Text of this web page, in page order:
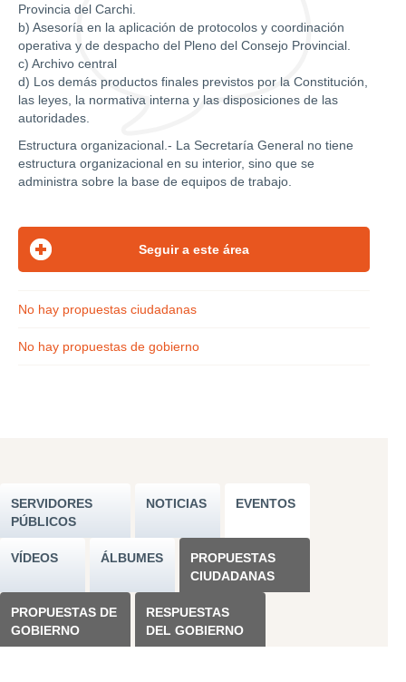
Provincia del Carchi.
b) Asesoría en la aplicación de protocolos y coordinación
operativa y de despacho del Pleno del Consejo Provincial.
c) Archivo central
d) Los demás productos finales previstos por la Constitución,
las leyes, la normativa interna y las disposiciones de las
autoridades.
Estructura organizacional.- La Secretaría General no tiene
estructura organizacional en su interior, sino que se
administra sobre la base de equipos de trabajo.
No hay propuestas ciudadanas
No hay propuestas de gobierno
SERVIDORES
PÚBLICOS
NOTICIAS EVENTOS
VÍDEOS ÁLBUMES
PROPUESTAS
CIUDADANAS
PROPUESTAS DE
GOBIERNO
RESPUESTAS
DEL GOBIERNO